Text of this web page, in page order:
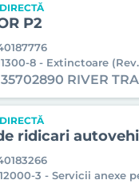
P2
8 - Extinctoare
RIVER
ridicari
3 - Servicii anexe